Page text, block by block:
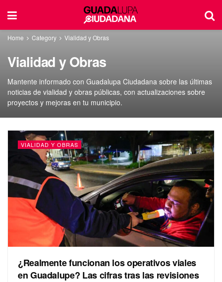
Home Category Vialidad y Obras
Vialidad y Obras
Mantente informado con Guadalupa Ciudadana sobre las últimas
noticias de vialidad y obras públicas, con actualizaciones sobre
proyectos y mejoras en tu municipio.
VIALIDAD Y OBRAS
¿Realmente funcionan los operativos viales
en Guadalupe? Las cifras tras las revisiones